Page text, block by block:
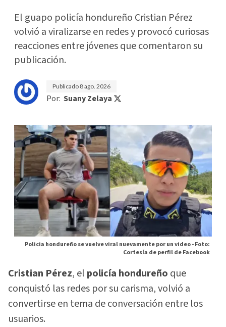
El guapo policía hondureño Cristian Pérez
volvió a viralizarse en redes y provocó curiosas
reacciones entre jóvenes que comentaron su
publicación.
Publicado 8 ago. 2026
Por: Suany Zelaya
Policia hondureño se vuelve viral nuevamente por un video -Foto:
Cortesía de perfil de Facebook
Cristian Pérez, el policía hondureño que
conquistó las redes por su carisma, volvió a
convertirse en tema de conversación entre los
usuarios.